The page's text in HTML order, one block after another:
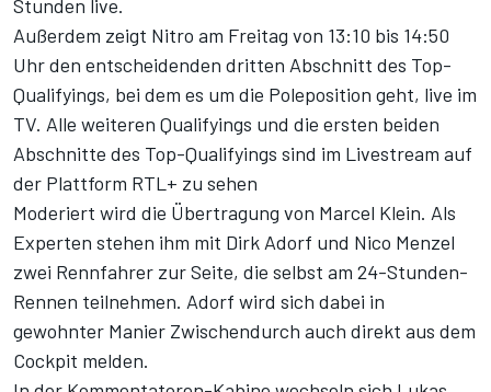
Stunden live.
Außerdem zeigt Nitro am Freitag von 13:10 bis 14:50
Uhr den entscheidenden dritten Abschnitt des Top-
Qualifyings, bei dem es um die Poleposition geht, live im
TV. Alle weiteren Qualifyings und die ersten beiden
Abschnitte des Top-Qualifyings sind im Livestream auf
der Plattform RTL+ zu sehen
Moderiert wird die Übertragung von Marcel Klein. Als
Experten stehen ihm mit Dirk Adorf und Nico Menzel
zwei Rennfahrer zur Seite, die selbst am 24-Stunden-
Rennen teilnehmen. Adorf wird sich dabei in
gewohnter Manier Zwischendurch auch direkt aus dem
Cockpit melden.